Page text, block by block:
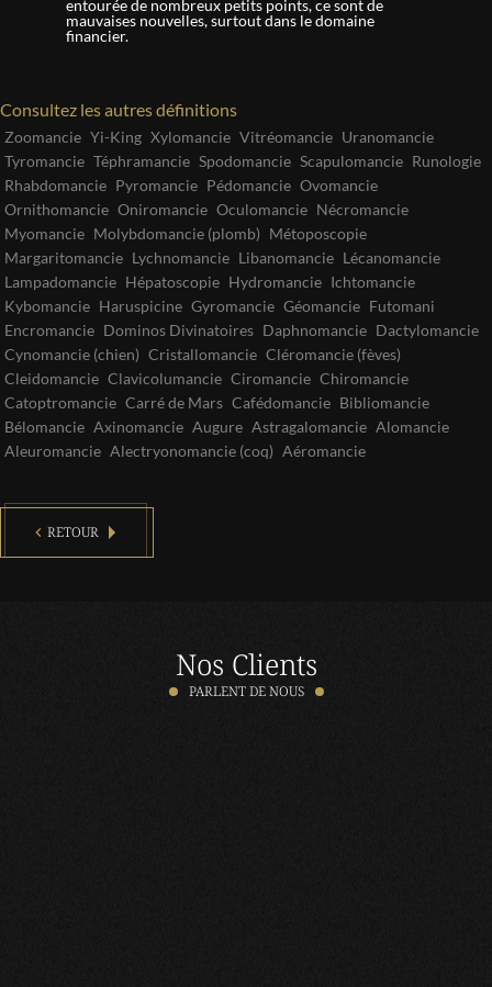
entourée de nombreux petits points, ce sont de
mauvaises nouvelles, surtout dans le domaine
financier.
Consultez les autres définitions
Zoomancie Yi-King Xylomancie Vitréomancie Uranomancie
Tyromancie Téphramancie Spodomancie Scapulomancie Runologie
Rhabdomancie Pyromancie Pédomancie Ovomancie
Ornithomancie Oniromancie Oculomancie Nécromancie
Myomancie Molybdomancie (plomb) Métoposcopie
Margaritomancie Lychnomancie Libanomancie Lécanomancie
Lampadomancie Hépatoscopie Hydromancie Ichtomancie
Kybomancie Haruspicine Gyromancie Géomancie Futomani
Encromancie Dominos Divinatoires Daphnomancie Dactylomancie
Cynomancie (chien) Cristallomancie Cléromancie (fèves)
Cleidomancie Clavicolumancie Ciromancie Chiromancie
Catoptromancie Carré de Mars Cafédomancie Bibliomancie
Bélomancie Axinomancie Augure Astragalomancie Alomancie
Aleuromancie Alectryonomancie (coq) Aéromancie
RETOUR
Nos Clients
PARLENT DE NOUS